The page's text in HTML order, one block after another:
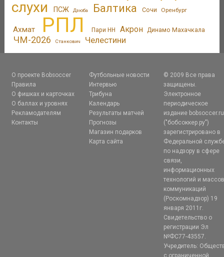
слухи
ПСЖ Дзюба Балтика Сочи Оренбург
Ахмат РПЛ Пари НН Акрон Динамо Махачкала
ЧМ-2026 Станкович Челестини
О проекте Bobsoccer
Правила
О фишках и карточках
О баллах и уровнях
Рекламодателям
Контакты
Футбольные новости
Интервью
Трибуна
Календарь
Результаты матчей
Прогнозы
Магазин подарков
Карта сайта
© 2009 Все права
защищены.
Электронное
периодическое
издание bobsoccer.ru
("бобсоккер.ру")
зарегистрировано в
Федеральной
по надзору в сфере
связи,
информационных
технологий и
коммуникаций
(Роскомнадзор) 19
января 2011г.
Свидетельство о
регистрации Эл
№ФС77-43557.
Учредитель: